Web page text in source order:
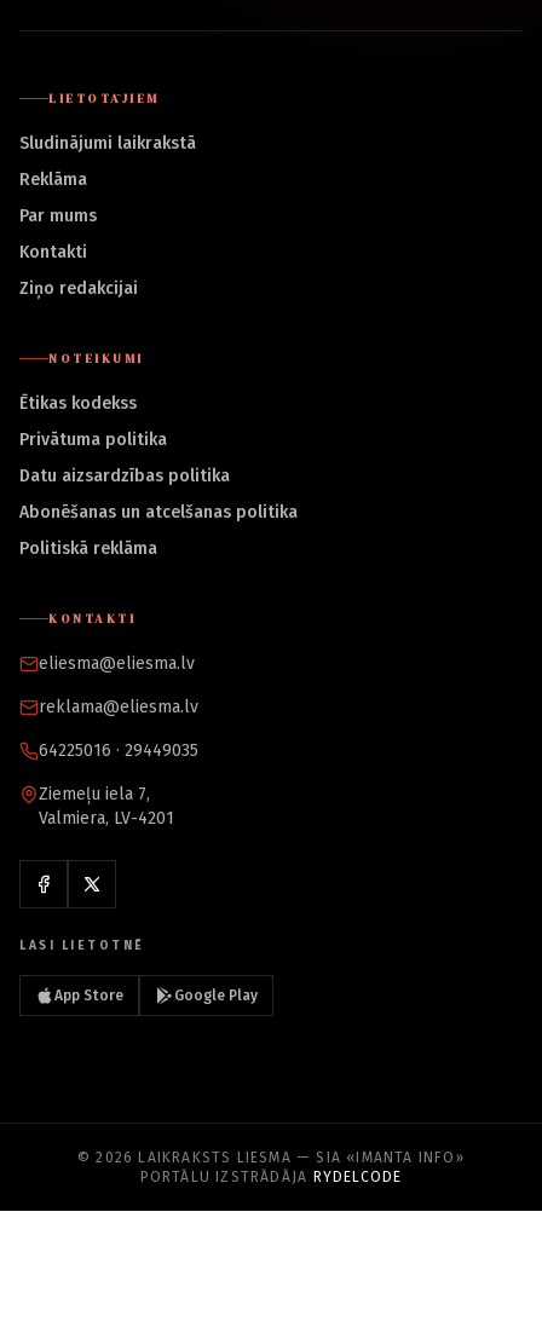
LIETOTĀJIEM
Sludinājumi laikrakstā
Reklāma
Par mums
Kontakti
Ziņo redakcijai
NOTEIKUMI
Ētikas kodekss
Privātuma politika
Datu aizsardzības politika
Abonēšanas un atcelšanas politika
Politiskā reklāma
KONTAKTI
eliesma@eliesma.lv
reklama@eliesma.lv
64225016 · 29449035
Ziemeļu iela 7,
Valmiera, LV-4201
LASI LIETOTNĒ
App Store Google Play
© 2026 LAIKRAKSTS LIESMA — SIA «IMANTA INFO»
PORTĀLU IZSTRĀDĀJA RYDELCODE